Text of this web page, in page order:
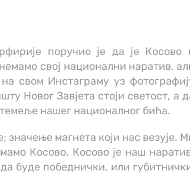
поручио је да је Косово
свој национални наратив,
свом Инстаграму уз
Новог Завјета стоји светост, а
нашег националног бића.
магнета који нас везује.
Косово. Косово је наш
буде победнички, или